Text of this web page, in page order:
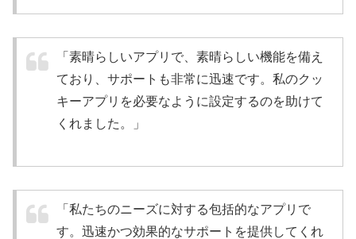
「素晴らしいアプリで、素晴らしい機能を備え
ており、サポートも非常に迅速です。私のクッ
キーアプリを必要なように設定するのを助けて
くれました。」
「私たちのニーズに対する包括的なアプリで
す。迅速かつ効果的なサポートを提供してくれ